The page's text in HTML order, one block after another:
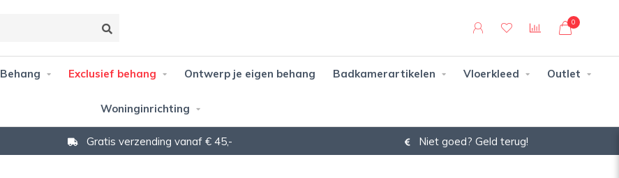
0
Behang Exclusief behang Ontwerp je eigen behang Badkamerartikelen Vloerkleed Outlet
Woninginrichting
Gratis verzending vanaf € 45,- Niet goed? Geld terug!